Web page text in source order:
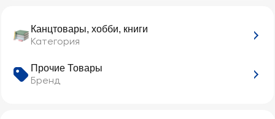
Канцтовары, хобби, книги
Категория
Прочие Товары
Бренд